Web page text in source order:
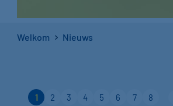
Welkom Nieuws
1 2 3 4 5 6 7 8